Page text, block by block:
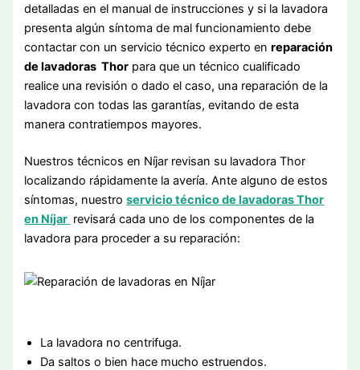
detalladas en el manual de instrucciones y si la lavadora
presenta algún síntoma de mal funcionamiento debe
contactar con un servicio técnico experto enreparación
de lavadoras Thor para que un técnico cualificado
realice una revisión o dado el caso, una reparación de la
lavadora con todas las garantías, evitando de esta
manera contratiempos mayores.
Nuestros técnicos en Níjar revisan su lavadora Thor
localizando rápidamente la avería. Ante alguno de estos
síntomas, nuestroservicio técnico de lavadoras Thor
en Níjar revisará cada uno de los componentes de la
lavadora para proceder a su reparación:
La lavadora no centrifuga.
Da saltos o bien hace mucho estruendos.